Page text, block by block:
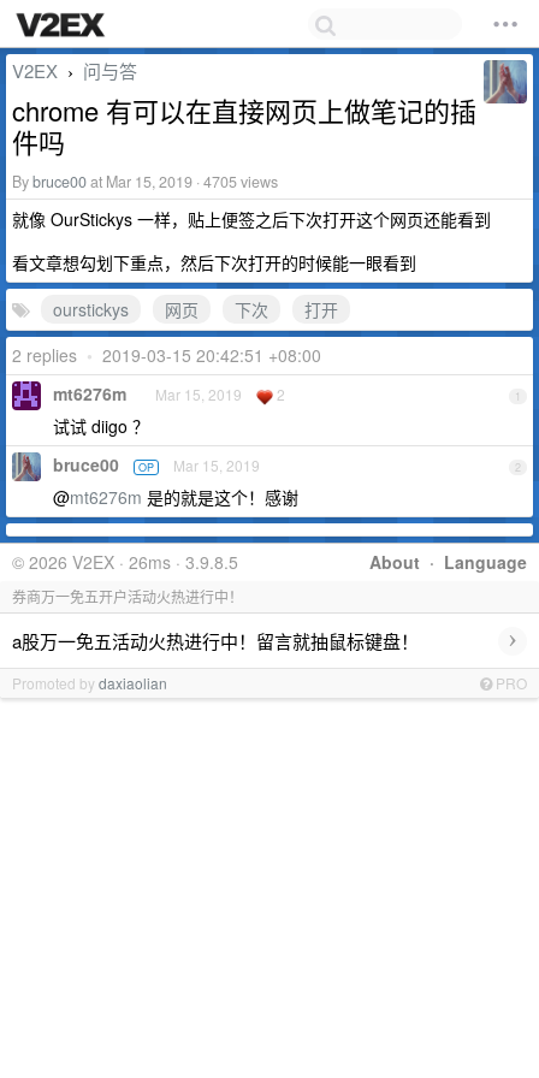
V2EX › 问与答
chrome 有可以在直接网页上做笔记的插
件吗
Bybruce00at Mar 15, 2019 · 4705 views
就像 OurStickys 一样，贴上便签之后下次打开这个网页还能看到
看文章想勾划下重点，然后下次打开的时候能一眼看到
ourstickys
网页 下次
打开
2 replies • 2019-03-15 20:42:51 +08:00
1
mt6276m Mar 15, 2019 2
试试 diigo ？
2
bruce00 OP Mar 15, 2019
@mt6276m 是的就是这个！感谢
About · Language
© 2026 V2EX · 26ms · 3.9.8.5
券商万一免五开户活动火热进行中！
a股万一免五活动火热进行中！留言就抽鼠标键盘！ ›
Promoted bydaxiaolian PRO